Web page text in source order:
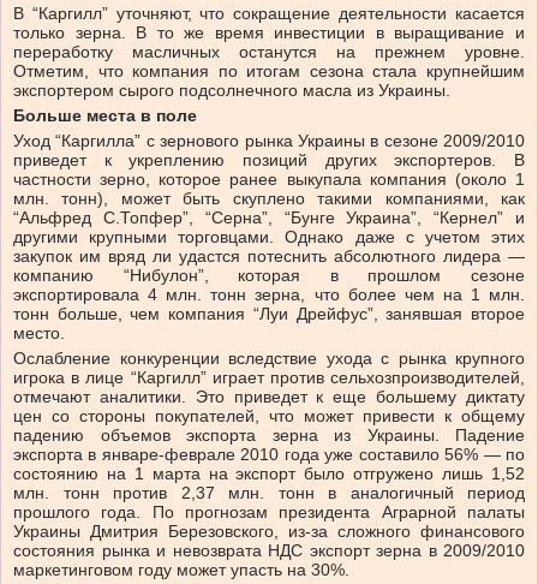
В “Каргилл” уточняют, что сокращение деятельности касается
только зерна. В то же время инвестиции в выращивание и
переработку масличных останутся на прежнем уровне.
Отметим, что компания по итогам сезона стала крупнейшим
экспортером сырого подсолнечного масла из Украины.
Больше места в поле
Уход “Каргилла” с зернового рынка Украины в сезоне 2009/2010
приведет к укреплению позиций других экспортеров. В
частности зерно, которое ранее выкупала компания (около 1
млн. тонн), может быть скуплено такими компаниями, как
“Альфред С.Топфер”, “Серна”, “Бунге Украина”, “Кернел” и
другими крупными торговцами. Однако даже с учетом этих
закупок им вряд ли удастся потеснить абсолютного лидера —
компанию “Нибулон”, которая в прошлом сезоне
экспортировала 4 млн. тонн зерна, что более чем на 1 млн.
тонн больше, чем компания “Луи Дрейфус”, занявшая второе
место.
Ослабление конкуренции вследствие ухода с рынка крупного
игрока в лице “Каргилл” играет против сельхозпроизводителей,
отмечают аналитики. Это приведет к еще большему диктату
цен со стороны покупателей, что может привести к общему
падению объемов экспорта зерна из Украины. Падение
экспорта в январе-феврале 2010 года уже составило 56% — по
состоянию на 1 марта на экспорт было отгружено лишь 1,52
млн. тонн против 2,37 млн. тонн в аналогичный период
прошлого года. По прогнозам президента Аграрной палаты
Украины Дмитрия Березовского, из-за сложного финансового
состояния рынка и невозврата НДС экспорт зерна в 2009/2010
маркетинговом году может упасть на 30%.